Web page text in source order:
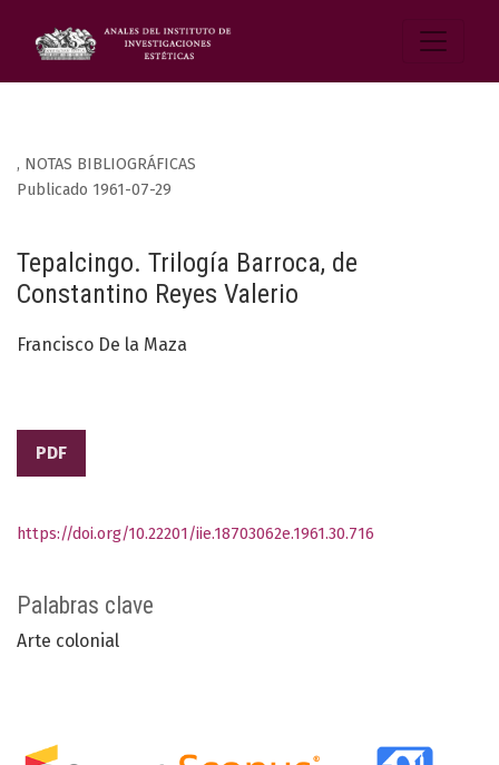
, NOTAS BIBLIOGRÁFICAS
Tepalcingo. Trilogía Barroca, de
Constantino Reyes Valerio
Publicado 1961-07-29
Francisco De la Maza
PDF
Palabras clave
Arte colonial
https://doi.org/10.22201/iie.18703062e.1961.30.716